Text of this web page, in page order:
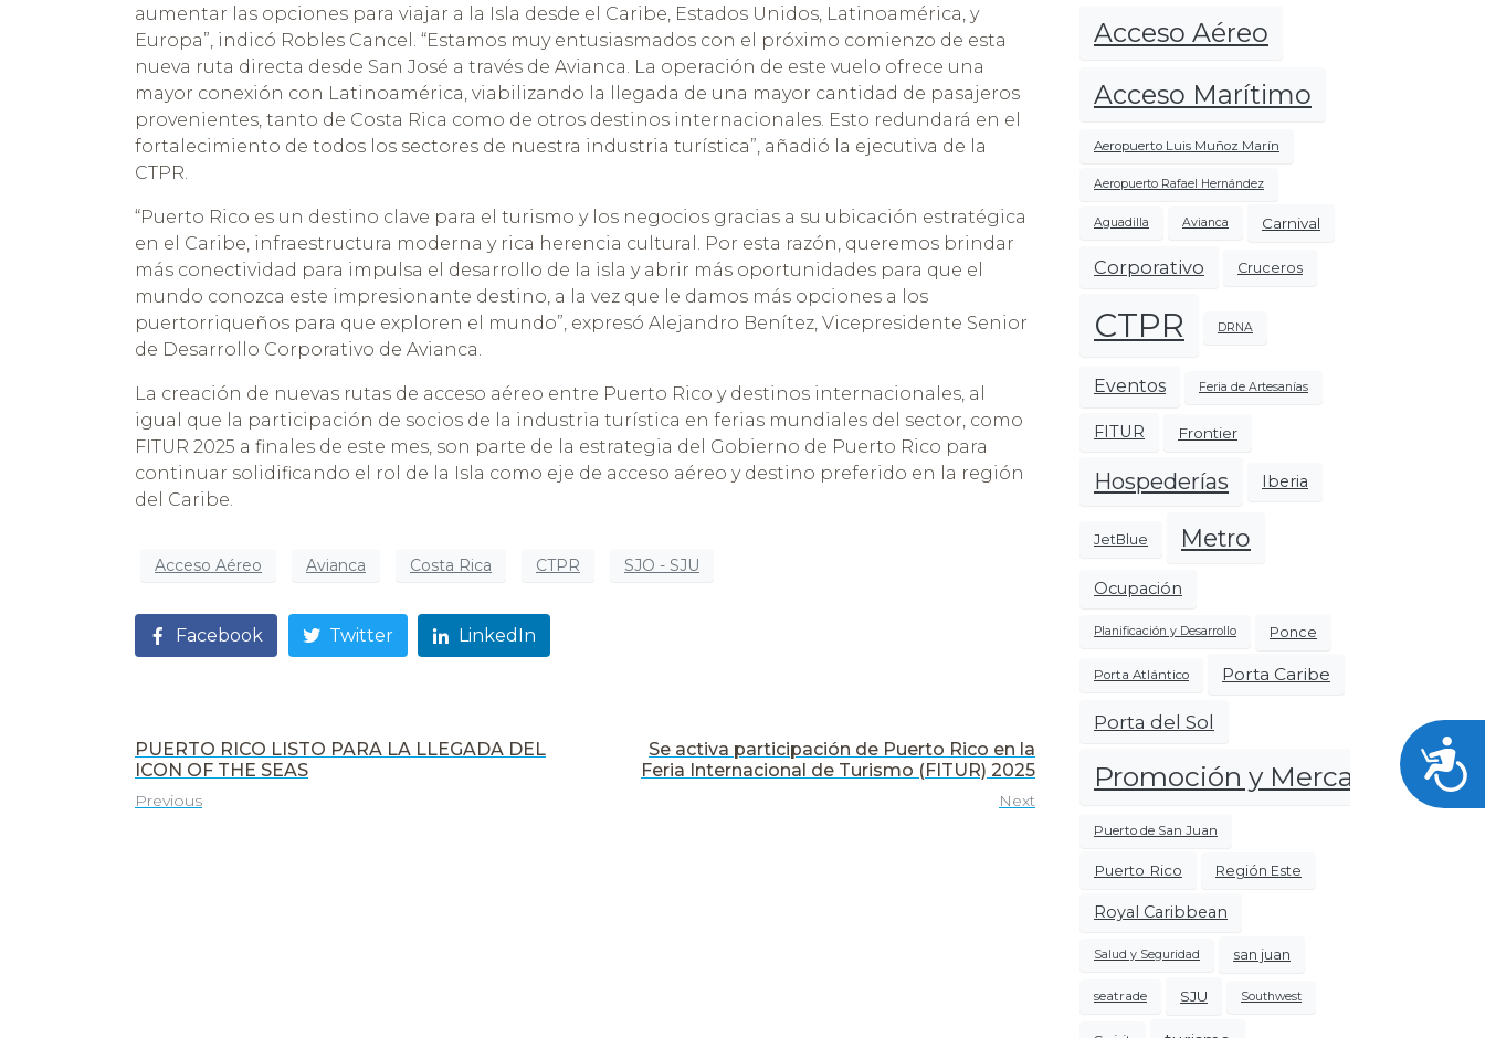
aumentar las opciones para viajar a la Isla desde el Caribe, Estados Unidos, Latinoamérica, y
Europa”, indicó Robles Cancel. “Estamos muy entusiasmados con el próximo comienzo de esta
nueva ruta directa desde San José a través de Avianca. La operación de este vuelo ofrece una
mayor conexión con Latinoamérica, viabilizando la llegada de una mayor cantidad de pasajeros
provenientes, tanto de Costa Rica como de otros destinos internacionales. Esto redundará en el
fortalecimiento de todos los sectores de nuestra industria turística”, añadió la ejecutiva de la
CTPR.
“Puerto Rico es un destino clave para el turismo y los negocios gracias a su ubicación estratégica
en el Caribe, infraestructura moderna y rica herencia cultural. Por esta razón, queremos brindar
más conectividad para impulsa el desarrollo de la isla y abrir más oportunidades para que el
mundo conozca este impresionante destino, a la vez que le damos más opciones a los
puertorriqueños para que exploren el mundo”, expresó Alejandro Benítez, Vicepresidente Senior
de Desarrollo Corporativo de Avianca.
La creación de nuevas rutas de acceso aéreo entre Puerto Rico y destinos internacionales, al
igual que la participación de socios de la industria turística en ferias mundiales del sector, como
FITUR 2025 a finales de este mes, son parte de la estrategia del Gobierno de Puerto Rico para
continuar solidificando el rol de la Isla como eje de acceso aéreo y destino preferido en la región
del Caribe.
Acceso Aéreo Avianca Costa Rica CTPR SJO - SJU
Facebook Twitter LinkedIn
PUERTO RICO LISTO PARA LA LLEGADA DEL
ICON OF THE SEAS
Previous
Se activa participación de Puerto Rico en la
Feria Internacional de Turismo (FITUR) 2025
Next
Acceso Aéreo
Acceso Marítimo
Aeropuerto Luis Muñoz Marín
Aeropuerto Rafael Hernández
Aguadilla Avianca Carnival
Corporativo Cruceros
CTPR DRNA
Eventos Feria de Artesanías
FITUR Frontier
Hospederías Iberia
JetBlue Metro
Ocupación
Planificación y Desarrollo Ponce
Porta Atlántico Porta Caribe
Porta del Sol
Promoción y Mercadeo
Puerto de San Juan
Puerto Rico Región Este
Royal Caribbean
Salud y Seguridad san juan
seatrade SJU Southwest